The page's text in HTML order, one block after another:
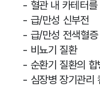
- 혈관 내 카테터
- 급/만성 신부전
- 급/만성 전색혈증
- 비뇨기 질환
- 순환기 질환의 합
- 심장병 장기관리